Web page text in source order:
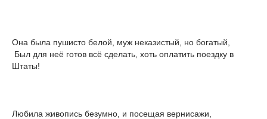
Она была пушисто белой, муж неказистый, но богатый,
Был для неё готов всё сделать, хоть оплатить поездку в
Штаты!
Любила живопись безумно, и посещая вернисажи,